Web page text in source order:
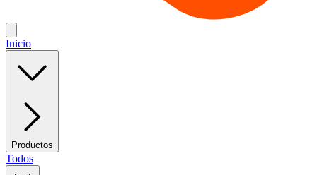
Inicio
Productos
Todos